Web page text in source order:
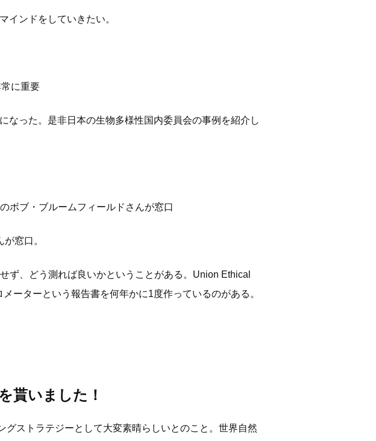
インドをしていきたい。
に重要
った。是非日本の生物多様性国内委員会の事例を紹介し
ボブ・ブルームフィールドさんが窓口
窓口。
ず、どう測れば良いかということがある。Union Ethical
ーターという報告書を何年かに1度作っているのがある。
貰いました！
ストラテジーとして大変素晴らしいとのこと。世界自然